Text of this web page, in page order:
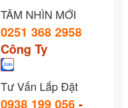
TẦM NHÌN MỚI
0251 368 2958
Công Ty
Tư Vấn Lắp Đặt
0938 199 056 -